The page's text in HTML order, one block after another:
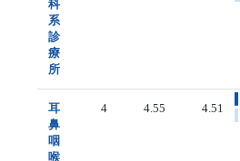
科
系
診
療
所
耳
鼻
咽
喉
4 4.55 4.51